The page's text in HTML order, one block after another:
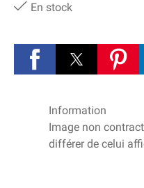
En stock
Information
Image non
différer de celui